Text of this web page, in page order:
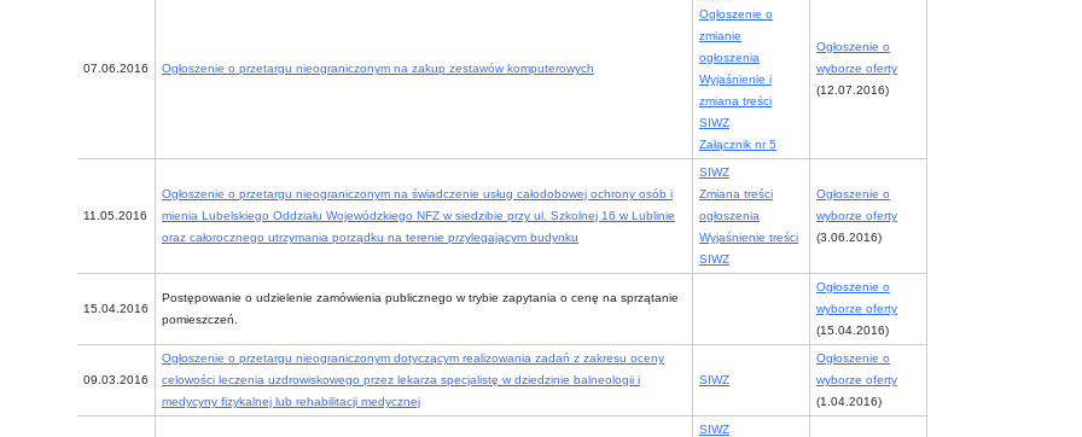
07.06.2016 Ogłoszenie o przetargu nieograniczonym na zakup zestawów komputerowych
Ogłoszenie o
zmianie
ogłoszenia
Wyjaśnienie i
zmiana treści
SIWZ
Załącznik nr 5
Ogłoszenie o
wyborze oferty
(12.07.2016)
11.05.2016
Ogłoszenie o przetargu nieograniczonym na świadczenie usług całodobowej ochrony osób i
mienia Lubelskiego Oddziału Wojewódzkiego NFZ w siedzibie przy ul. Szkolnej 16 w Lublinie
oraz całorocznego utrzymania porządku na terenie przylegającym budynku
SIWZ
Zmiana treści
ogłoszenia
Wyjaśnienie treści
SIWZ
Ogłoszenie o
wyborze oferty
(3.06.2016)
15.04.2016
Postępowanie o udzielenie zamówienia publicznego w trybie zapytania o cenę na sprzątanie
pomieszczeń.
Ogłoszenie o
wyborze oferty
(15.04.2016)
09.03.2016
Ogłoszenie o przetargu nieograniczonym dotyczącym realizowania zadań z zakresu oceny
celowości leczenia uzdrowiskowego przez lekarza specjalistę w dziedzinie balneologii i
medycyny fizykalnej lub rehabilitacji medycznej
SIWZ
Ogłoszenie o
wyborze oferty
(1.04.2016)
SIWZ